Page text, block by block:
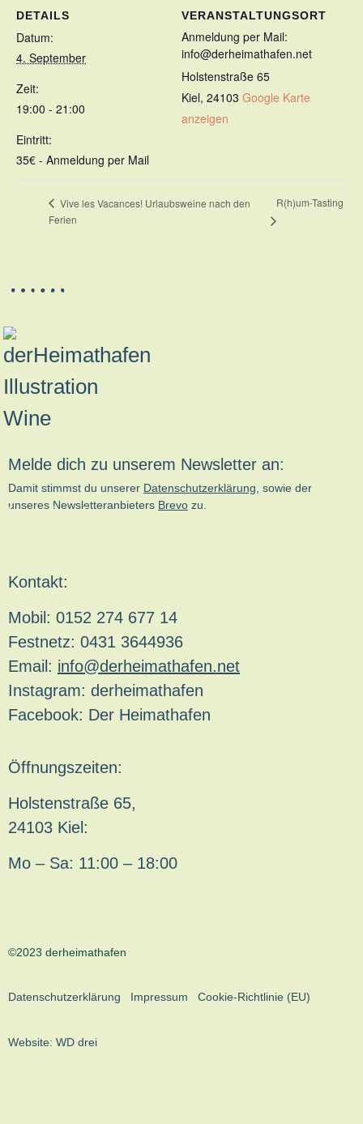
DETAILS
Datum:
4. September
Zeit:
19:00 - 21:00
Eintritt:
35€ - Anmeldung per Mail
VERANSTALTUNGSORT
Anmeldung per Mail:
info@derheimathafen.net
Holstenstraße 65
Kiel, 24103 Google Karte
anzeigen
Vive les Vacances! Urlaubsweine nach den
Ferien
R(h)um-Tasting
Melde dich zu unserem Newsletter an:
Damit stimmst du unserer Datenschutzerklärung , sowie der
unseres Newsletteranbieters Brevo zu.
kn-online.de
Kontakt:
Mobil: 0152 274 677 14
Festnetz: 0431 3644936
Email: info@derheimathafen.net
Instagram: derheimathafen
Facebook: Der Heimathafen
Öffnungszeiten:
Holstenstraße 65,
24103 Kiel:
Mo – Sa: 11:00 – 18:00
©2023 derheimathafen
Datenschutzerklärung Impressum Cookie-Richtlinie (EU)
Website: WD drei